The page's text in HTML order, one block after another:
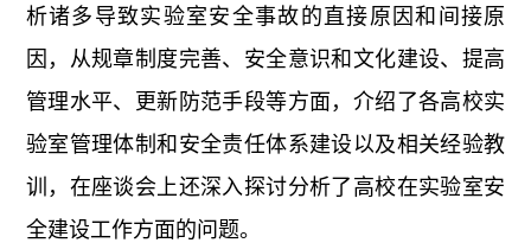
析诸多导致实验室安全事故的直接原因和间接原
因，从规章制度完善、安全意识和文化建设、提高
管理水平、更新防范手段等方面，介绍了各高校实
验室管理体制和安全责任体系建设以及相关经验教
训，在座谈会上还深入探讨分析了高校在实验室安
全建设工作方面的问题。